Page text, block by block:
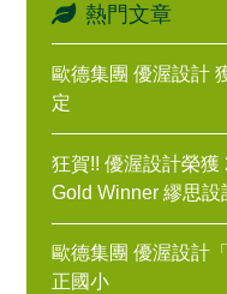
熱門文章
歐德集團 優渥設計
定
狂賀!! 優渥設計榮獲
Gold Winner 繆思設
歐德集團 優渥設計
正國小